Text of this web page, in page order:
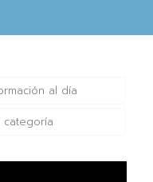
al día
categoría